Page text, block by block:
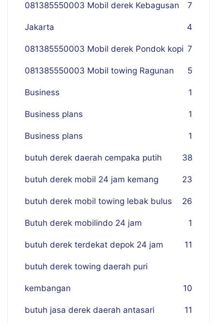
7
081385550003 Mobil derek Kebagusan
Jakarta 4
081385550003 Mobil derek Pondok kopi 7
081385550003 Mobil towing Ragunan 5
Business 1
Business plans 1
Business plans 1
butuh derek daerah cempaka putih 38
butuh derek mobil 24 jam kemang 23
butuh derek mobil towing lebak bulus 26
Butuh derek mobilindo 24 jam 1
butuh derek terdekat depok 24 jam 11
butuh derek towing daerah puri
kembangan 10
butuh jasa derek daerah antasari 11